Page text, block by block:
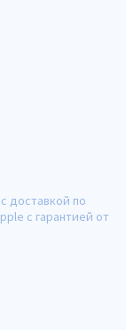
доставкой по
с гарантией от